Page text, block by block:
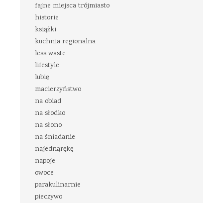
fajne miejsca trójmiasto
historie
książki
kuchnia regionalna
less waste
lifestyle
lubię
macierzyństwo
na obiad
na słodko
na słono
na śniadanie
najednąrękę
napoje
owoce
parakulinarnie
pieczywo